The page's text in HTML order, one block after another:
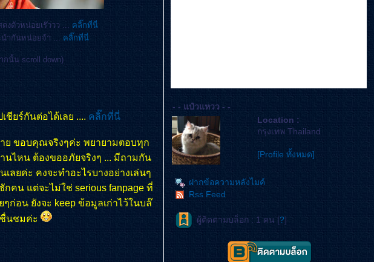
งตัวหน่อยเร๊ววว ... คลิ๊กที่นี่
นำกันหน่อยจ้า ... คลิ๊กที่นี่
กนั้น scroll down)
ชียร์กันต่อได้เลย .... คลิ๊กที่นี่
ขอบคุณจริงๆค่ะ พยายามตอบทุก
นไหน ต้องขออภัยจริงๆ ... มีถามกัน
ลยค่ะ คงจะทำอะไรบางอย่างเล่นๆ
กคน แต่จะไม่ใช่ serious fanpage ที่
ก่อน ยังจะ keep ข้อมูลเก่าไว้ในบล๊
นชมค่ะ
- - แป๋วแหวว - -
Location :
กรุงเทพ Thailand
[Profile ทั้งหมด]
ฝากข้อความหลังไมค์
Rss Feed
ผู้ติดตามบล็อก : 1 คน [?]